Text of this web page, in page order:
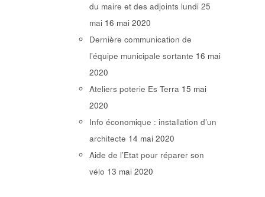
du maire et des adjoints lundi 25
mai 16 mai 2020
Dernière communication de
l’équipe municipale sortante 16 mai
2020
Ateliers poterie Es Terra 15 mai
2020
Info économique : installation d’un
architecte 14 mai 2020
Aide de l’Etat pour réparer son
vélo 13 mai 2020